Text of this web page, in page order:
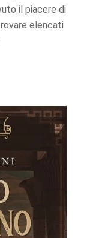
il piacere di
elencati